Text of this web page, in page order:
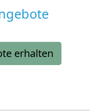
erhalten